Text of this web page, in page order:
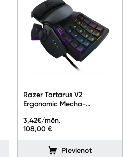
Razer Tartarus V2
Ergonomic Mecha-
108,00 €
3,42€/mēn.
Pievienot